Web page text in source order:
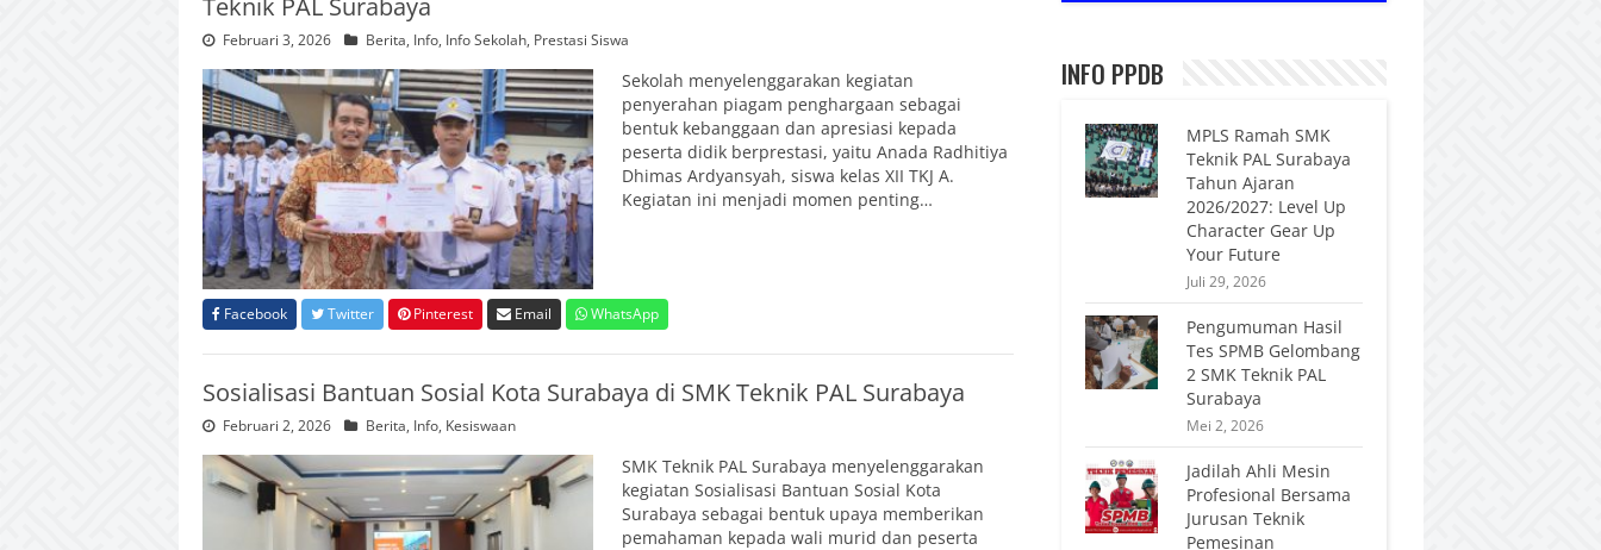
Februari 3, 2026 Berita, Info, Info Sekolah, Prestasi Siswa
Sekolah menyelenggarakan kegiatan
penyerahan piagam penghargaan sebagai
bentuk kebanggaan dan apresiasi kepada
peserta didik berprestasi, yaitu Anada Radhitiya
Dhimas Ardyansyah, siswa kelas XII TKJ A.
Kegiatan ini menjadi momen penting…
Facebook Twitter Pinterest Email WhatsApp
Sosialisasi Bantuan Sosial Kota Surabaya di SMK Teknik PAL Surabaya
Februari 2, 2026 Berita, Info, Kesiswaan
SMK Teknik PAL Surabaya menyelenggarakan
kegiatan Sosialisasi Bantuan Sosial Kota
Surabaya sebagai bentuk upaya memberikan
pemahaman kepada wali murid dan peserta
INFO PPDB
MPLS Ramah SMK
Teknik PAL Surabaya
Tahun Ajaran
2026/2027: Level Up
Character Gear Up
Your Future
Juli 29, 2026
Pengumuman Hasil
Tes SPMB Gelombang
2 SMK Teknik PAL
Surabaya
Mei 2, 2026
Jadilah Ahli Mesin
Profesional Bersama
Jurusan Teknik
Pemesinan